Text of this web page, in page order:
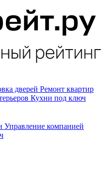
дверей Ремонт квартир
Кухни под ключ
Управление компанией